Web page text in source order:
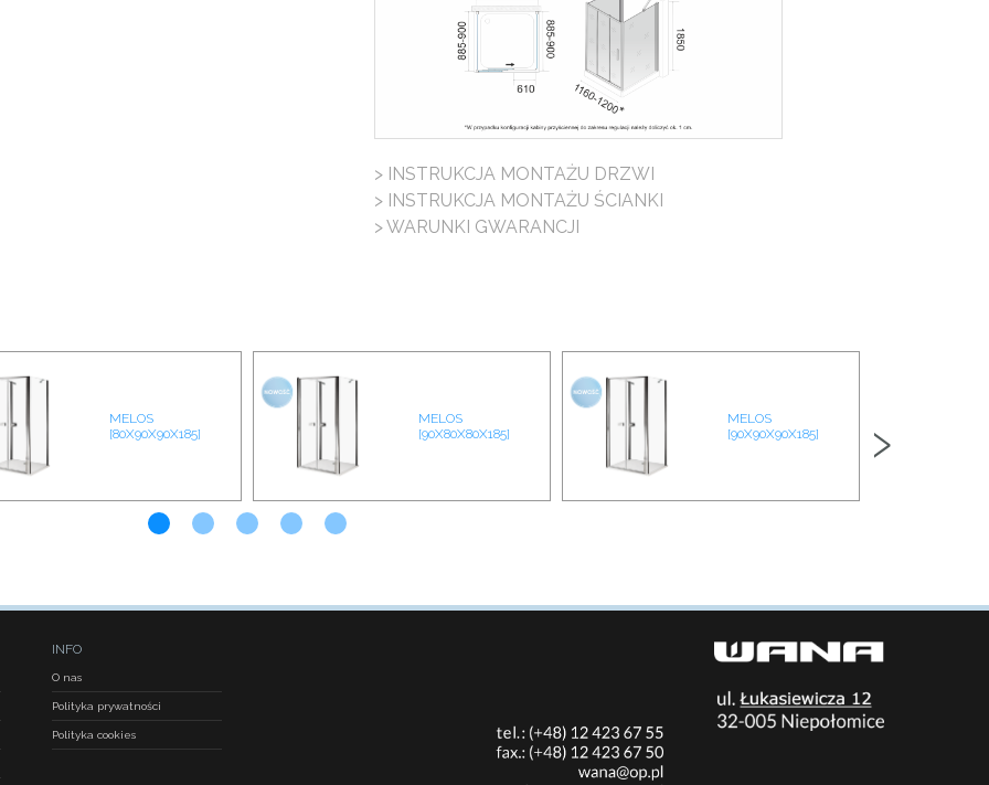
> INSTRUKCJA MONTAŻU DRZWI
> INSTRUKCJA MONTAŻU ŚCIANKI
> WARUNKI GWARANCJI
MELOS
[80X90X90X185]
MELOS
[90X80X80X185]
MELOS
[90X90X90X185]
›
INFO
O nas
Polityka prywatności
Polityka cookies